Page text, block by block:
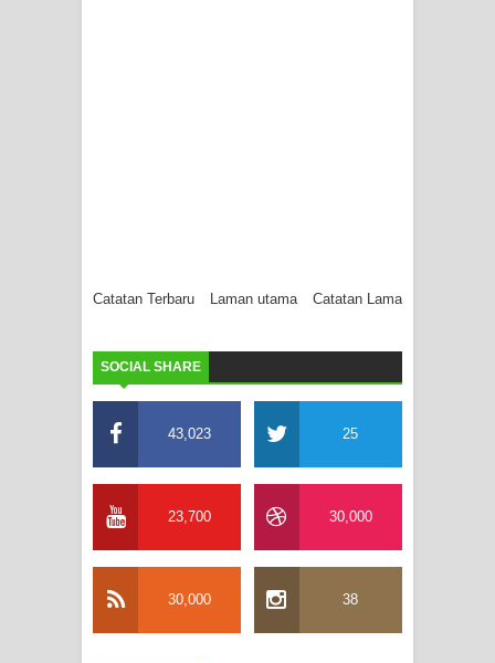
Catatan Terbaru Catatan Lama
Laman utama
SOCIAL SHARE
43,023 25
23,700 30,000
30,000 38